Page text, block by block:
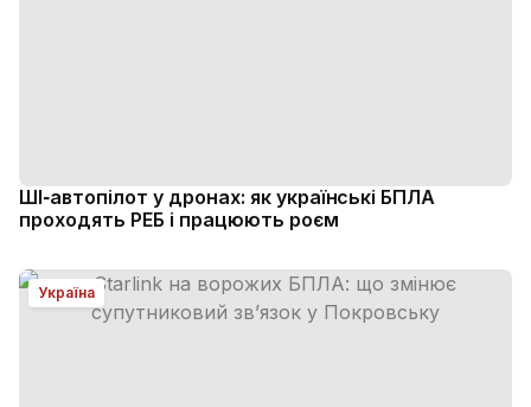
ШІ‑автопілот у дронах: як українські БПЛА
проходять РЕБ і працюють роєм
Україна